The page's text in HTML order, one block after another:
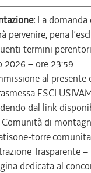
La
pervenire, pena
termini
2026 – ore 23:59.
al presente
dal link
di
Trasparente
dedicata al